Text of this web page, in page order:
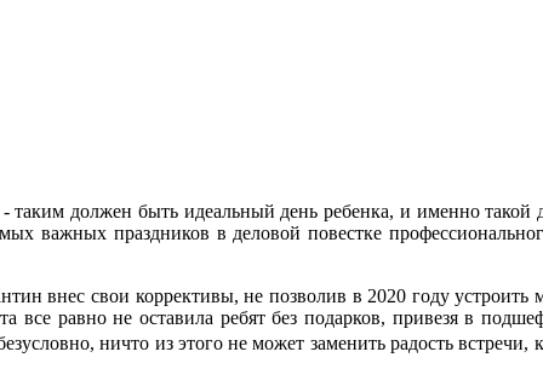
таким должен быть идеальный день ребенка, и именно
важных праздников в деловой повестке
внес свои коррективы, не позволив в 2020 году устроить
все равно не оставила ребят без подарков, привезя в
ничто из этого не может заменить радость встречи,